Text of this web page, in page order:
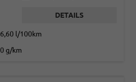
DETAILS
6,60 l/100km
g/km